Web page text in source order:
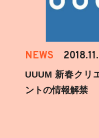
NEWS
UUUM 新春クリ
ントの情報解禁